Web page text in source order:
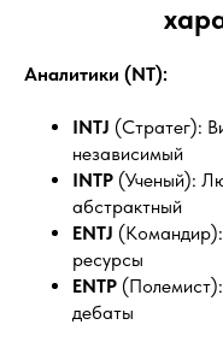
Аналитики (NT):
INTJ (Стратег):
независимый
INTP (Ученый):
абстрактный
ENTJ (Командир):
ресурсы
ENTP
дебаты